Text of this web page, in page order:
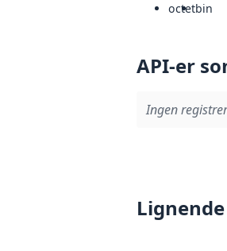
octetbin
API-er
Ingen